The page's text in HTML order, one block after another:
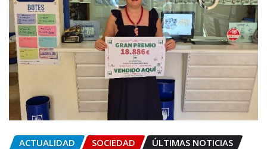
ACTUALIDAD SOCIEDAD ÚLTIMAS NOTICIAS